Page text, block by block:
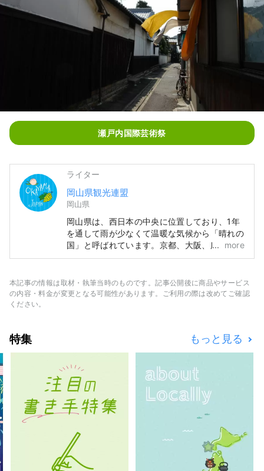
瀬戸内国際芸術祭
ライター
岡山県観光連盟
岡山県
岡山県は、西日本の中央に位置しており、1年
を通して雨が少なくて温暖な気候から「晴れの
国」と呼ばれています。京都、大阪、広島の有
名観光地めぐりの中間地点でアクセス便利！瀬
ります。 また、「フルーツ王国岡山」とも呼
ばれ、瀬戸内の温暖な気候の中、太陽を浴びた
三名園の「岡山後楽園」、倉敷美観地区といっ
た、歴史、文化、アートなど世界に誇る観光ス
ポットもあります！
more
本記事の情報は取材・執筆当時のものです。記事公開後に商品やサービス
の内容・料金が変更となる可能性があります。ご利用の際は改めてご確認
ください。
特集 もっと見る